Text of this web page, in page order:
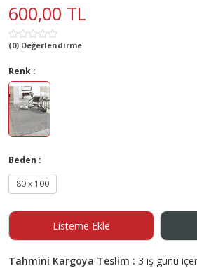
600,00 TL
(0) Değerlendirme
Renk :
Beden :
80 x 100
Listeme Ekle
Tahmini Kargoya Teslim : 3 iş günü